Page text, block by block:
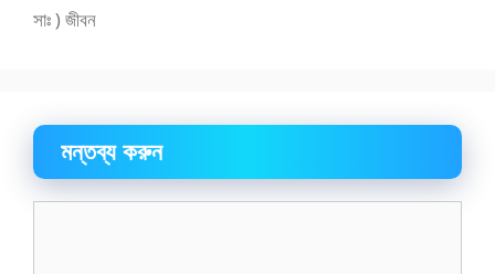
সাঃ ) জীবন
মন্তব্য করুন